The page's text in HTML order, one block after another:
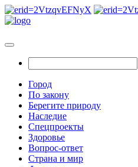
Город
По закону
Берегите природу
Наследие
Спецпроекты
Здоровье
Вопрос-ответ
Страна и мир